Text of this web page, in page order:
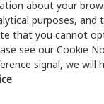
about your
purposes, and
that you cannot
see our Cookie
signal, we will
para
Amplifon
y de
y liberarlo de
pago flexibles